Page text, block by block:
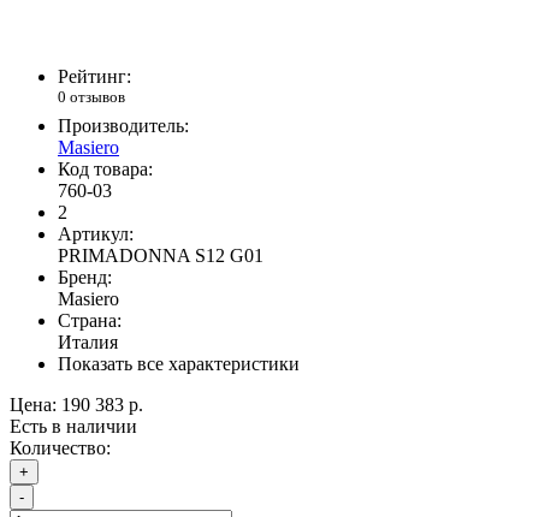
Рейтинг:
0 отзывов
Производитель:
Masiero
Код товара:
760-03
2
Артикул:
PRIMADONNA S12 G01
Бренд:
Masiero
Страна:
Италия
Показать все характеристики
Цена: 190 383 р.
Есть в наличии
Количество:
+
-